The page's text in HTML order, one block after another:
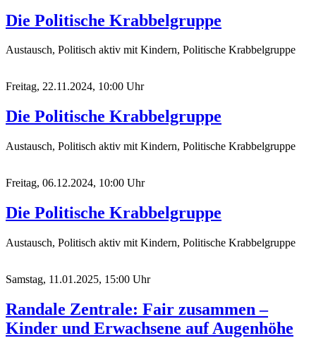
Die Politische Krabbelgruppe
Austausch, Politisch aktiv mit Kindern, Politische Krabbelgruppe
Freitag, 22.11.2024, 10:00 Uhr
Die Politische Krabbelgruppe
Austausch, Politisch aktiv mit Kindern, Politische Krabbelgruppe
Freitag, 06.12.2024, 10:00 Uhr
Die Politische Krabbelgruppe
Austausch, Politisch aktiv mit Kindern, Politische Krabbelgruppe
Samstag, 11.01.2025, 15:00 Uhr
Randale Zentrale: Fair zusammen –
Kinder und Erwachsene auf Augenhöhe